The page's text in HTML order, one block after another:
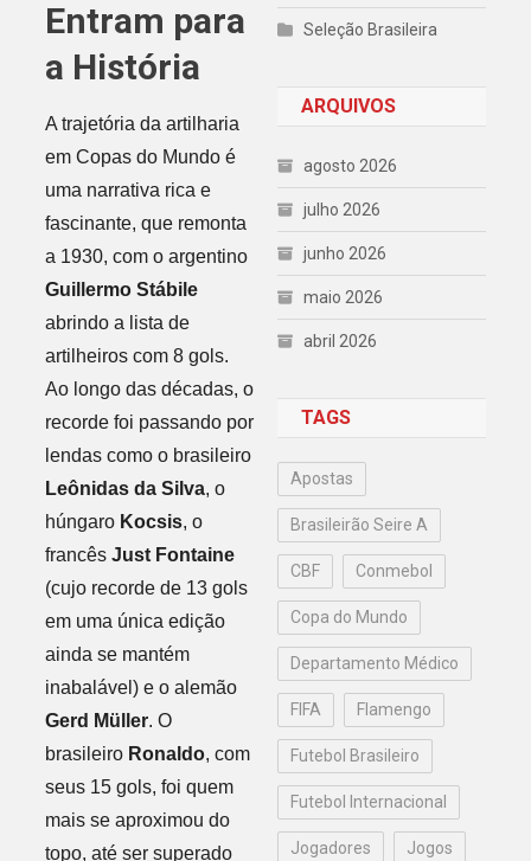
Entram para
a História
A trajetória da artilharia
em Copas do Mundo é
uma narrativa rica e
fascinante, que remonta
a 1930, com o argentino
Guillermo Stábile
abrindo a lista de
artilheiros com 8 gols.
Ao longo das décadas, o
recorde foi passando por
lendas como o brasileiro
Leônidas da Silva, o
húngaro Kocsis, o
francês Just Fontaine
(cujo recorde de 13 gols
em uma única edição
ainda se mantém
inabalável) e o alemão
Gerd Müller. O
brasileiro Ronaldo, com
seus 15 gols, foi quem
mais se aproximou do
topo, até ser superado
Seleção Brasileira
ARQUIVOS
agosto 2026
julho 2026
junho 2026
maio 2026
abril 2026
TAGS
Apostas
Brasileirão Seire A
CBF Conmebol
Copa do Mundo
Departamento Médico
FIFA Flamengo
Futebol Brasileiro
Futebol Internacional
Jogadores Jogos